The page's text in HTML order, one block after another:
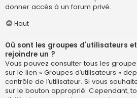
donner accès à un forum privé.
Haut
Où sont les groupes d’utilisateurs
rejoindre un ?
Vous pouvez consulter tous les
sur le lien « Groupes d’utilisateurs »
contrôle de l’utilisateur. Si vous
sur le bouton approprié. Cependant,